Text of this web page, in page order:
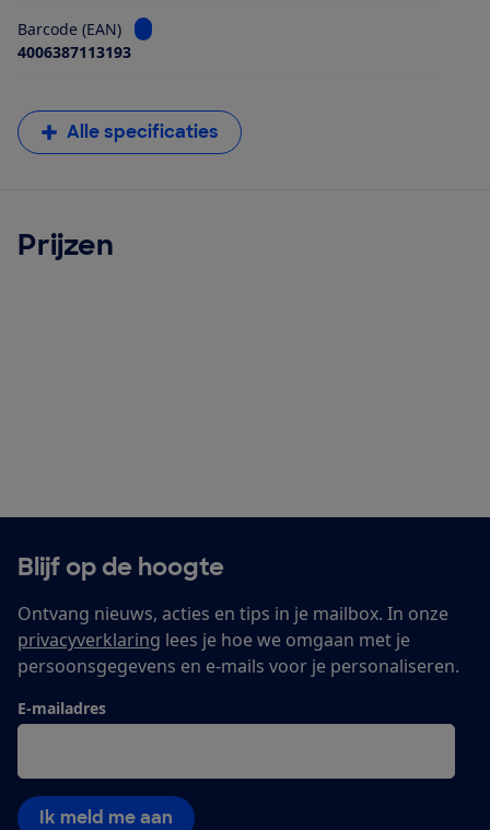
Barcode (EAN)
Bekijk informatie voor Barcode (EAN)
4006387113193
Alle specificaties
Prijzen
Blijf op de hoogte
Ontvang nieuws, acties en tips in je mailbox. In onze
privacyverklaring lees je hoe we omgaan met je
persoonsgegevens en e-mails voor je personaliseren.
E-mailadres
Ik meld me aan